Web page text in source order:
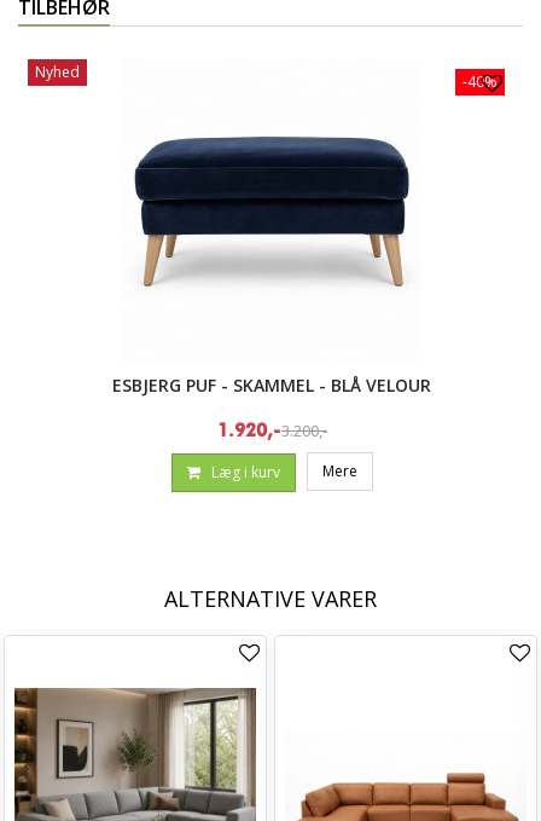
TILBEHØR
Nyhed
ESBJERG PUF - SKAMMEL - BLÅ VELOUR
1.920,-3.200,-
-40%
Læg i kurv Mere
ALTERNATIVE VARER